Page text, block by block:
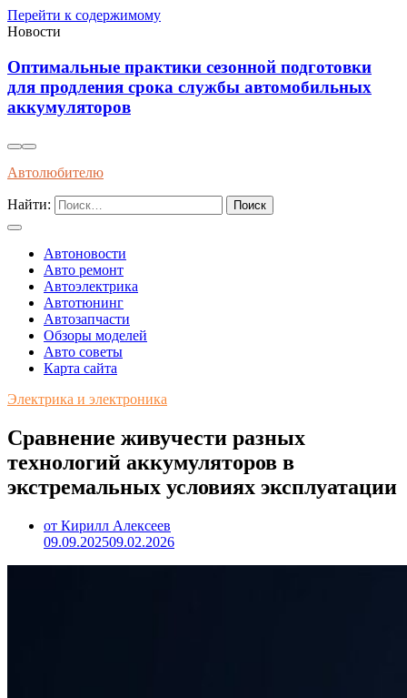
Перейти к содержимому
Новости
Эффективные методы защиты кузова
автомобиля от ультрафиолетового излучения в
летний период
Автолюбителю
Найти:
Автоновости
Авто ремонт
Автоэлектрика
Автотюнинг
Автозапчасти
Обзоры моделей
Авто советы
Карта сайта
Электрика и электроника
Сравнение живучести разных
технологий аккумуляторов в
экстремальных условиях эксплуатации
от Кирилл Алексеев
09.09.202509.02.2026